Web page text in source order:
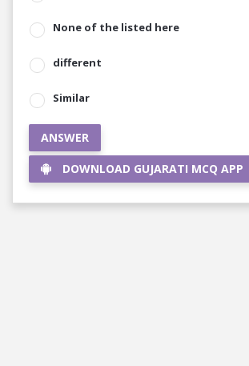
None of the listed here
different
Similar
ANSWER
DOWNLOAD GUJARATI MCQ APP